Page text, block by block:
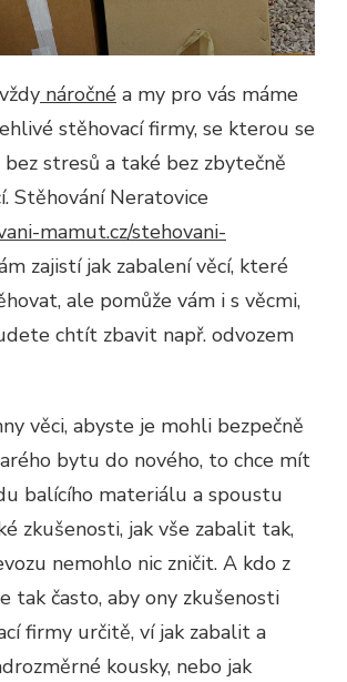
náročné a my pro vás máme
stěhovací firmy, se kterou se
stresů a také bez zbytečně
Stěhování Neratovice
mamut.cz/stehovani-
zajistí jak zabalení věcí, které
ale pomůže vám i s věcmi,
chtít zbavit např. odvozem
věci, abyste je mohli bezpečně
bytu do nového, to chce mít
balícího materiálu a spoustu
zkušenosti, jak vše zabalit tak,
nemohlo nic zničit. A kdo z
tak často, aby ony zkušenosti
firmy určitě, ví jak zabalit a
kousky, nebo jak